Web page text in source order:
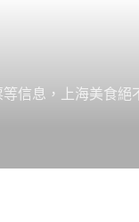
信息，上海美食